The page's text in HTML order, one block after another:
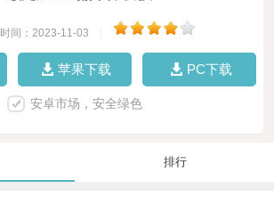
时间：2023-11-03
苹果下载 PC下载
安卓市场，安全绿色
排行